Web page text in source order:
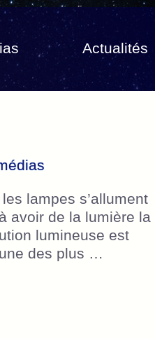
Actualités
lampes s’allument
avoir de la lumière la
lumineuse est
des plus …